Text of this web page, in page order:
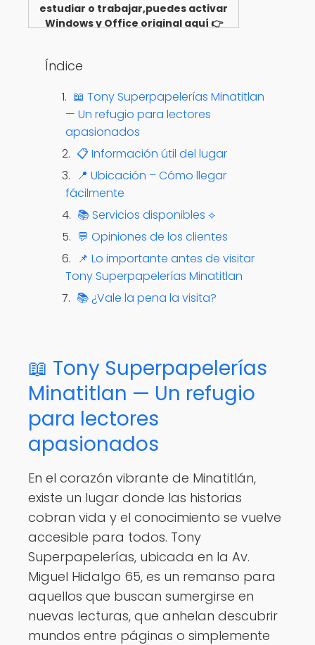
estudiar o trabajar,puedes activar
Windows y Office original aquí 👉
Índice
📖 Tony Superpapelerías Minatitlan
— Un refugio para lectores
apasionados
📋 Información útil del lugar
📍 Ubicación – Cómo llegar
fácilmente
📚 Servicios disponibles ⟡
💬 Opiniones de los clientes
📌 Lo importante antes de visitar
Tony Superpapelerías Minatitlan
📚 ¿Vale la pena la visita?
📖 Tony Superpapelerías
Minatitlan — Un refugio
para lectores
apasionados
En el corazón vibrante de Minatitlán,
existe un lugar donde las historias
cobran vida y el conocimiento se vuelve
accesible para todos. Tony
Superpapelerías, ubicada en la Av.
Miguel Hidalgo 65, es un remanso para
aquellos que buscan sumergirse en
nuevas lecturas, que anhelan descubrir
mundos entre páginas o simplemente